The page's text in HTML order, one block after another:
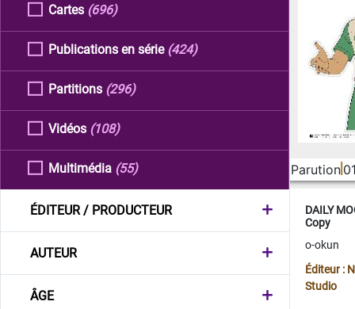
Cartes (696)
Publications en série (424)
Partitions (296)
Vidéos (108)
Multimédia (55)
ÉDITEUR / PRODUCTEUR
AUTEUR
ÂGE
Parution
DAILY
Copy
o-okun
Éditeur :
Studio